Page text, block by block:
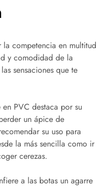
competencia en multitud
y comodidad de la
sensaciones que te
PVC destaca por su
un ápice de
su uso para
la más sencilla como ir
cerezas.
a las botas un agarre